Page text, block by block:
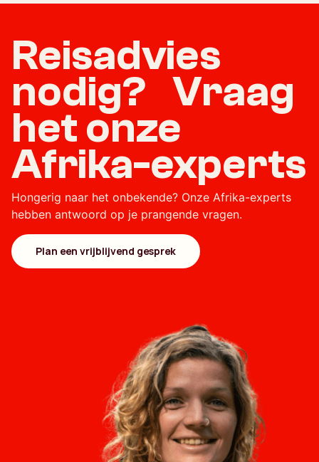
Reisadvies
nodig? Vraag
het onze
Afrika-experts
Hongerig naar het onbekende? Onze Afrika-experts
hebben antwoord op je prangende vragen.
Plan een vrijblijvend gesprek